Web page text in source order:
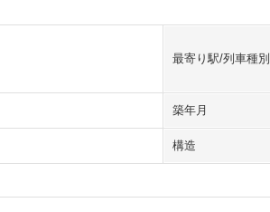
最寄り駅/列車種別
築年月
構造